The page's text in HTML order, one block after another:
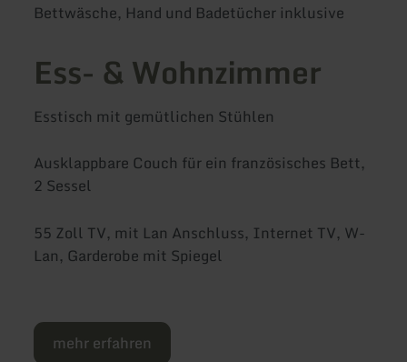
Bettwäsche, Hand und Badetücher inklusive
Ess- & Wohnzimmer
Esstisch mit gemütlichen Stühlen
Ausklappbare Couch für ein französisches Bett,
2 Sessel
55 Zoll TV, mit Lan Anschluss, Internet TV, W-
Lan, Garderobe mit Spiegel
mehr erfahren